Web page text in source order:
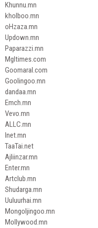
Khunnu.mn
kholboo.mn
oHzaza.mn
Updown.mn
Paparazzi.mn
Mgltimes.com
Goomaral.com
Goolingoo.mn
dandaa.mn
Emch.mn
Vevo.mn
ALLC.mn
Inet.mn
TaaTai.net
Ajliinzar.mn
Enter.mn
Artclub.mn
Shudarga.mn
Uuluurhai.mn
Mongoljingoo.mn
Mollywood.mn